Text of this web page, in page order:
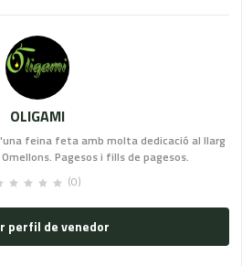
OLIGAMI
feina feta amb molta dedicació al llarg
Pagesos i fills de pagesos.
(0)
perfil de venedor